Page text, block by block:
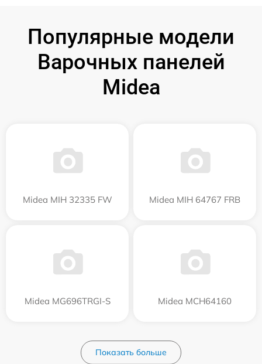
Популярные модели
Варочных панелей
Midea
Midea MIH 32335 FW Midea MIH 64767 FRB
Midea MG696TRGI-S Midea MCH64160
Показать больше